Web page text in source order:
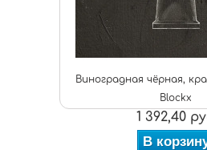
Виноградная чёрная,
Blockx
1 392,40
В